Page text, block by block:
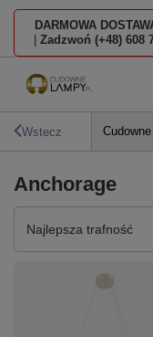
DARMOWA
Zadzwoń (+48) 608
Wstecz
Anchorage
Zmień sortowanie
Najlepsza trafność